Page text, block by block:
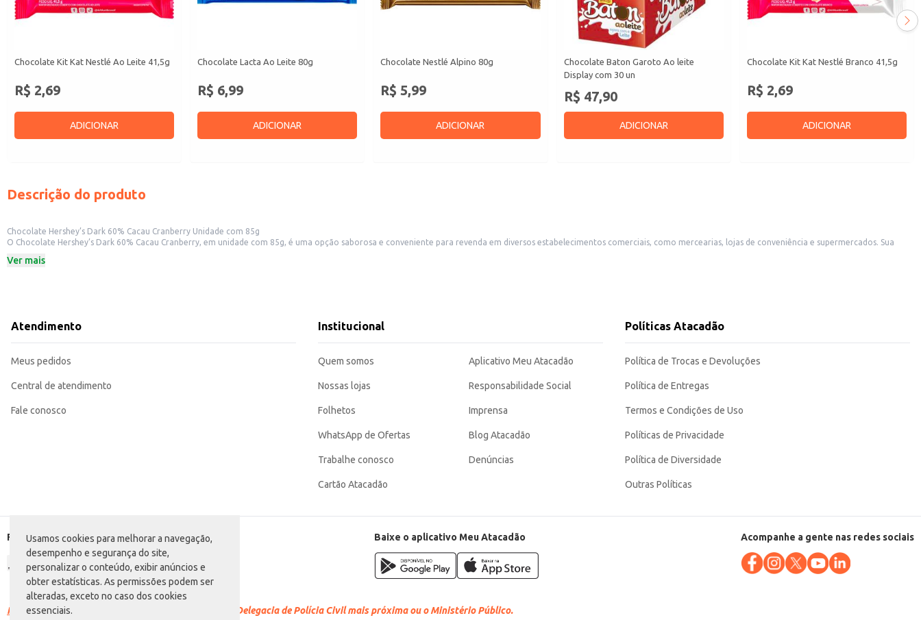
Usamos cookies para melhorar a navegação,
desempenho e segurança do site,
personalizar o conteúdo, exibir anúncios e
obter estatísticas. As permissões podem ser
alteradas, exceto no caso dos cookies
essenciais.
Chocolate Kit Kat Nestlé Ao Leite 41,5g
R$ 2,69
ADICIONAR
Chocolate Lacta Ao Leite 80g
R$ 6,99
ADICIONAR
Chocolate Nestlé Alpino 80g
R$ 5,99
ADICIONAR
Chocolate Baton Garoto Ao leite
Display com 30 un
R$ 47,90
ADICIONAR
Chocolate Kit Kat Nestlé Branco 41,5g
R$ 2,69
ADICIONAR
Descrição do produto
Chocolate Hershey’s Dark 60% Cacau Cranberry Unidade com 85g
O Chocolate Hershey’s Dark 60% Cacau Cranberry, em unidade com 85g, é uma opção saborosa e conveniente para revenda em diversos estabelecimentos comerciais, como mercearias, lojas de conveniência e supermercados. Sua
doméstico, oferecendo um sabor intenso de chocolate amargo com pedaços de cranberry.
O Chocolate Hershey’s Dark 60% Cacau Cranberry oferece uma combinação equilibrada de amargor e doçura, com a adição de cranberry que proporciona um toque diferenciado. Sua praticidade e sabor agradam a diversos paladares,
tornando-o uma escolha eficiente para comerciantes e consumidores.
Departamento: Mercearia
Conteúdo: 85g
Ver mais
Atendimento
Meus pedidos
Central de atendimento
Fale conosco
Institucional
Quem somos
Nossas lojas
Folhetos
WhatsApp de Ofertas
Trabalhe conosco
Cartão Atacadão
Aplicativo Meu Atacadão
Responsabilidade Social
Imprensa
Blog Atacadão
Denúncias
Políticas Atacadão
Política de Trocas e Devoluções
Política de Entregas
Termos e Condições de Uso
Políticas de Privacidade
Política de Diversidade
Outras Políticas
Formas de pagamento Baixe o aplicativo Meu Atacadão Acompanhe a gente nas redes sociais
Racismo é crime. Denuncie. Disque 100 ou procure a Delegacia de Polícia Civil mais próxima ou o Ministério Público.